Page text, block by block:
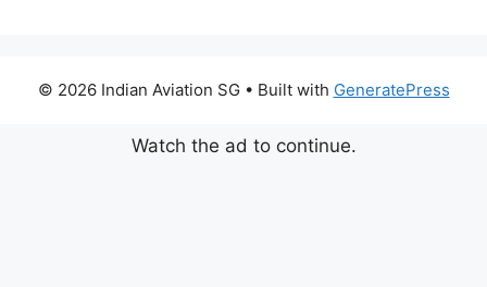
© 2026 Indian Aviation SG• Built with GeneratePress
Watch the ad to continue.